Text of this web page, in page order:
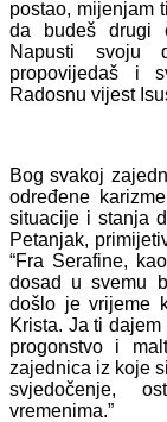
postao, mijenjam
da budeš drugi
Napusti svoju
propovijedaš i
Radosnu vijest
Bog svakoj
određene
situacije i stanja
Petanjak,
“Fra Serafine,
dosad u svemu
došlo je vrijeme
Krista. Ja ti
progonstvo i
zajednica iz koje
svjedočenje,
vremenima.”